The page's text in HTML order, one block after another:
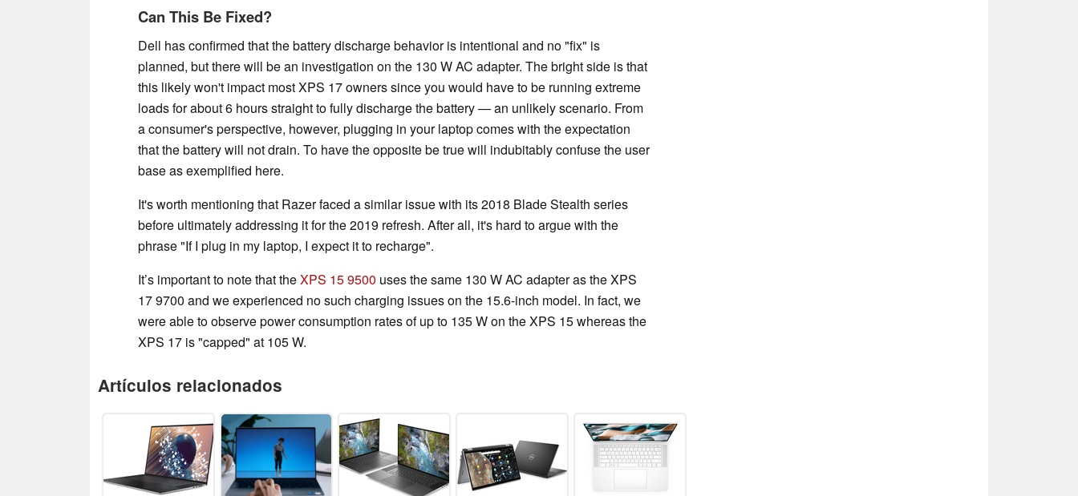
Can This Be Fixed?
Dell has confirmed that the battery discharge behavior is intentional and no "fix" is
planned, but there will be an investigation on the 130 W AC adapter. The bright side is that
this likely won't impact most XPS 17 owners since you would have to be running extreme
loads for about 6 hours straight to fully discharge the battery ⁠— an unlikely scenario. From
a consumer's perspective, however, plugging in your laptop comes with the expectation
that the battery will not drain. To have the opposite be true will indubitably confuse the user
base as exemplified here.
It's worth mentioning that Razer faced a similar issue with its 2018 Blade Stealth series
before ultimately addressing it for the 2019 refresh. After all, it's hard to argue with the
phrase "If I plug in my laptop, I expect it to recharge".
It’s important to note that theXPS 15 9500 uses the same 130 W AC adapter as the XPS
17 9700 and we experienced no such charging issues on the 15.6-inch model. In fact, we
were able to observe power consumption rates of up to 135 W on the XPS 15 whereas the
XPS 17 is "capped" at 105 W.
Artículos relacionados